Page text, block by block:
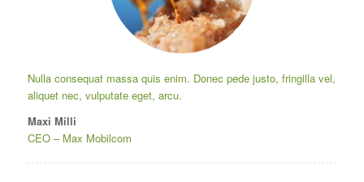
Nulla consequat massa quis enim. Donec pede justo, fringilla vel,
aliquet nec, vulputate eget, arcu.
Maxi Milli
CEO– Max Mobilcom